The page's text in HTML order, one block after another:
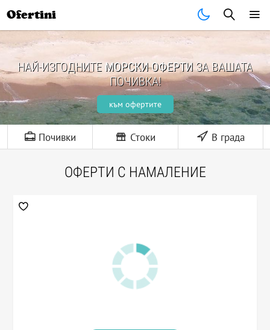
Ofertini
НАЙ-ИЗГОДНИТЕ МОРСКИ ОФЕРТИЗА ВАШАТА
ПОЧИВКА!
към офертите
Почивки Стоки В града
ОФЕРТИ С НАМАЛЕНИЕ